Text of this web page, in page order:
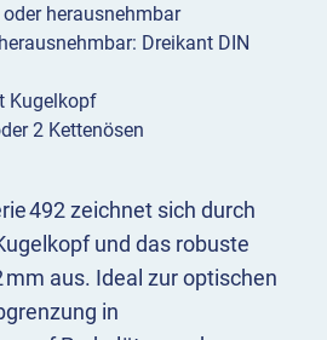
492 zeichnet sich durch
und das robuste
aus. Ideal zur optischen
in
herausnehmbar
Dreikant DIN
Kugelkopf
2 Kettenösen